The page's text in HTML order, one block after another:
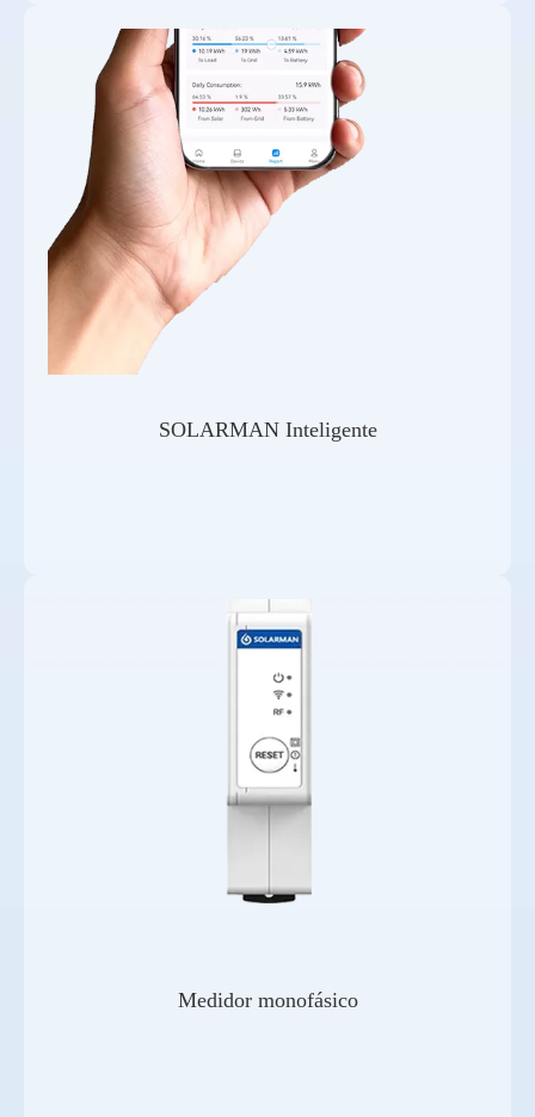
SOLARMAN Inteligente
Medidor monofásico